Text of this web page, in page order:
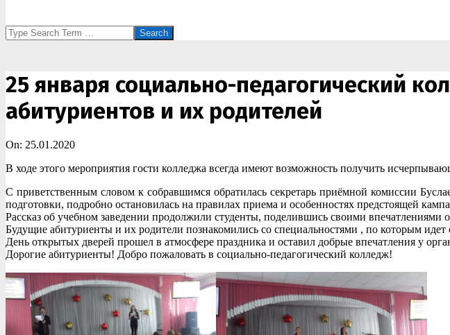
Search
25 января социально-педагогический
абитуриентов и их родителей
On: 25.01.2020
В ходе этого мероприятия гости колледжа всегда имеют возможность получить
С приветственным словом к собравшимся обратилась секретарь приёмной комиссии
подготовки, подробно остановилась на правилах приема и особенностях предстоящей
Рассказ об учебном заведении продолжили студенты, поделившись своими впечатлениями
Будущие абитуриенты и их родители познакомились со специальностями , по которым
День открытых дверей прошел в атмосфере праздника и оставил добрые впечатления у
Дорогие абитуриенты! Добро пожаловать в социально-педагогический колледж!